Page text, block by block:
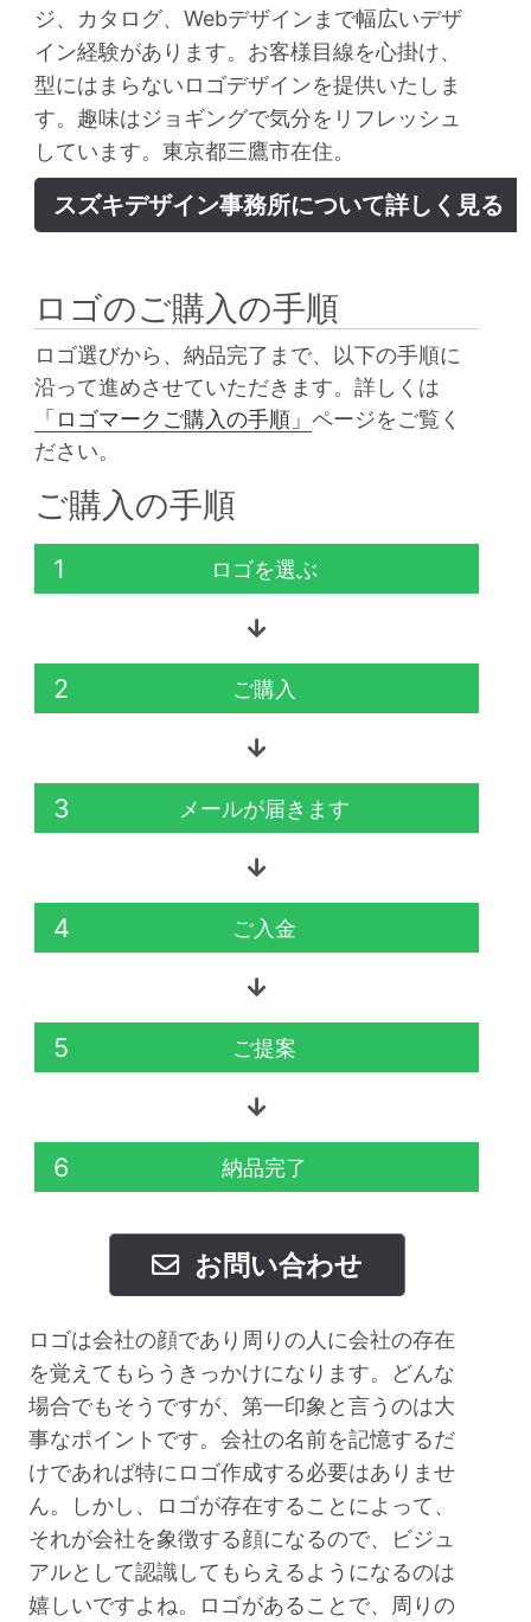
ジ、カタログ、Webデザインまで幅広いデザ
イン経験があります。お客様目線を心掛け、
型にはまらないロゴデザインを提供いたしま
す。趣味はジョギングで気分をリフレッシュ
しています。東京都三鷹市在住。
スズキデザイン事務所について詳しく見る
ロゴのご購入の手順
ロゴ選びから、納品完了まで、以下の手順に
沿って進めさせていただきます。詳しくは
「ロゴマークご購入の手順」ページをご覧く
ださい。
ご購入の手順
1 ロゴを選ぶ
2 ご購入
3 メールが届きます
4 ご入金
5 ご提案
6 納品完了
お問い合わせ
ロゴは会社の顔であり周りの人に会社の存在
を覚えてもらうきっかけになります。どんな
場合でもそうですが、第一印象と言うのは大
事なポイントです。会社の名前を記憶するだ
けであれば特にロゴ作成する必要はありませ
ん。しかし、ロゴが存在することによって、
それが会社を象徴する顔になるので、ビジュ
アルとして認識してもらえるようになるのは
嬉しいですよね。ロゴがあることで、周りの